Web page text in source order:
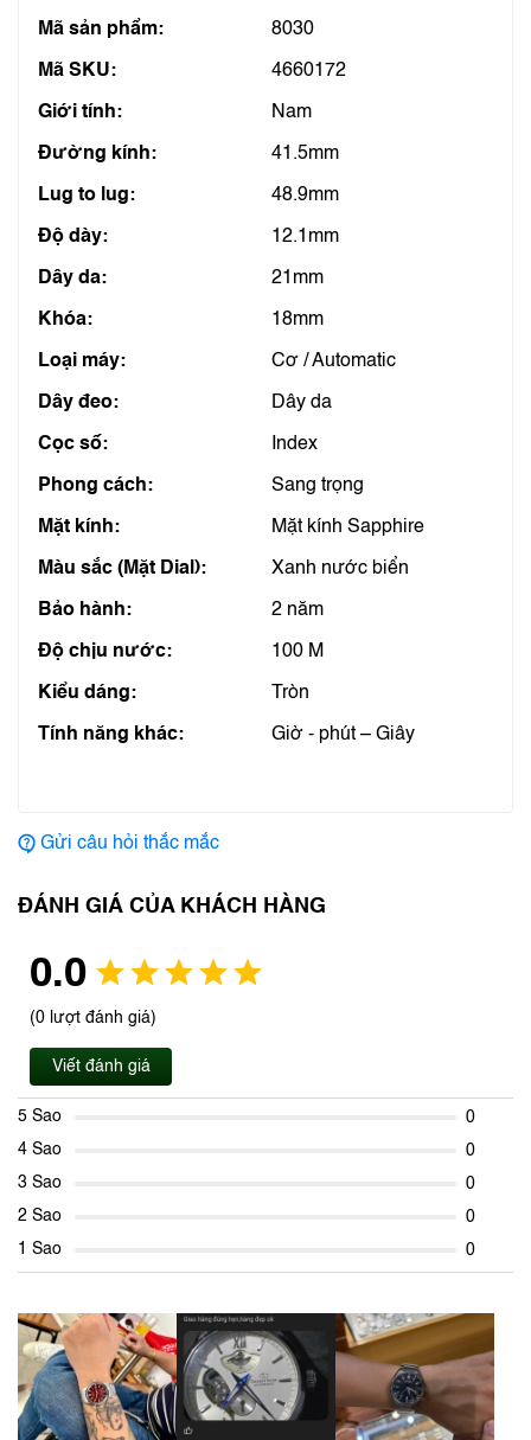
Mã sản phẩm: 8030
Mã SKU: 4660172
Giới tính: Nam
Đường kính: 41.5mm
Lug to lug: 48.9mm
Độ dày: 12.1mm
Dây da: 21mm
Khóa: 18mm
Loại máy: Cơ / Automatic
Dây đeo: Dây da
Cọc số: Index
Phong cách: Sang trọng
Mặt kính: Mặt kính Sapphire
Màu sắc (Mặt Dial): Xanh nước biển
Bảo hành: 2 năm
Độ chịu nước: 100 M
Kiểu dáng: Tròn
Tính năng khác: Giờ - phút – Giây
Gửi câu hỏi thắc mắc
ĐÁNH GIÁ CỦA KHÁCH HÀNG
0.0
(0 lượt đánh giá)
Viết đánh giá
5 Sao
0
4 Sao
0
3 Sao
0
2 Sao
0
1 Sao
0